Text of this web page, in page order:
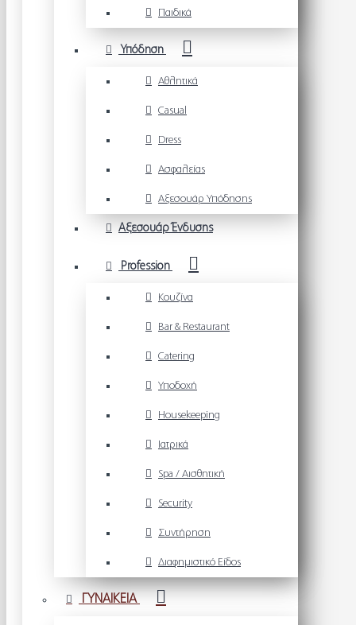
Παιδικά
Υπόδηση
Αθλητικά
Casual
Dress
Ασφαλείας
Αξεσουάρ Υπόδησης
Αξεσουάρ Ένδυσης
Profession
Κουζίνα
Bar & Restaurant
Catering
Υποδοχή
Housekeeping
Ιατρικά
Spa / Αισθητική
Security
Συντήρηση
Διαφημιστικό Είδος
ΓΥΝΑΙΚΕΙΑ